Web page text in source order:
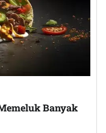
Banyak